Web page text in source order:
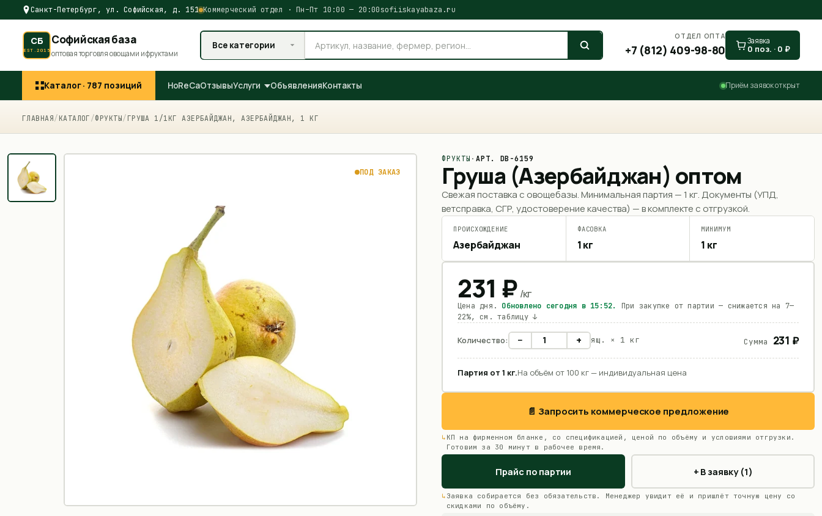
Санкт-Петербург, ул. Софийская, д. 151 Коммерческий отдел · Пн–Пт 10:00 — 20:00sofiiskayabaza.ru
СБ
EST.2015
Софийская база
оптовая торговля овощами и фруктами
Все категории
ОТДЕЛ ОПТА
+7 (812) 409-98-80
Заявка
0 поз. · 0 ₽
Каталог · 787 позиций HoReCaОтзывыУслуги ОбъявленияКонтакты Приём заявок открыт
ГЛАВНАЯ/ КАТАЛОГ /ФРУКТЫ/ ГРУША 1/1КГ АЗЕРБАЙДЖАН, АЗЕРБАЙДЖАН, 1 КГ
ПОД ЗАКАЗ
ФРУКТЫ · АРТ. DB-6159
Груша (Азербайджан) оптом
Свежая поставка с овощебазы. Минимальная партия —1 кг. Документы (УПД,
ветсправка, СГР, удостоверение качества) — в комплекте с отгрузкой.
ПРОИСХОЖДЕНИЕ
Азербайджан
ФАСОВКА
1 кг
МИНИМУМ
1 кг
231 ₽ /кг
Цена дня. Обновлено сегодня в 15:52.
При закупке от партии — снижается на 7—
22%, см. таблицу ↓
Количество: − + ящ. × 1 кг Сумма 231 ₽
Партия от 1 кг.На объём от 100 кг — индивидуальная цена
📄 Запросить коммерческое предложение
КП на фирменном бланке, со спецификацией, ценой по объёму и условиями отгрузки.
Готовим за 30 минут в рабочее время.
Прайс по партии + В заявку (1)
Заявка собирается без обязательств. Менеджер увидит её и пришлёт точную цену со
скидками по объёму.